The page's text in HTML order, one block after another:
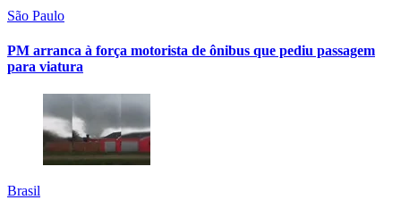
São Paulo
PM arranca à força motorista de ônibus que pediu passagem
para viatura
Brasil